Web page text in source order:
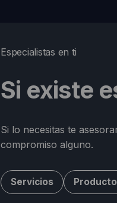
Especialistas en ti
Si existe
Si lo necesitas te
compromiso alguno.
Servicios